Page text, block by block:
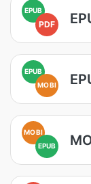
EPUB
PDF
EPUB
MOBI
MOBI
EPUB